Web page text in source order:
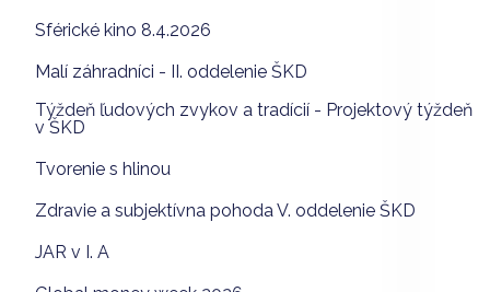
Sférické kino 8.4.2026
Malí záhradníci - II. oddelenie ŠKD
Týždeň ľudových zvykov a tradícií - Projektový týždeň
v ŠKD
Tvorenie s hlinou
Zdravie a subjektívna pohoda V. oddelenie ŠKD
JAR v I. A